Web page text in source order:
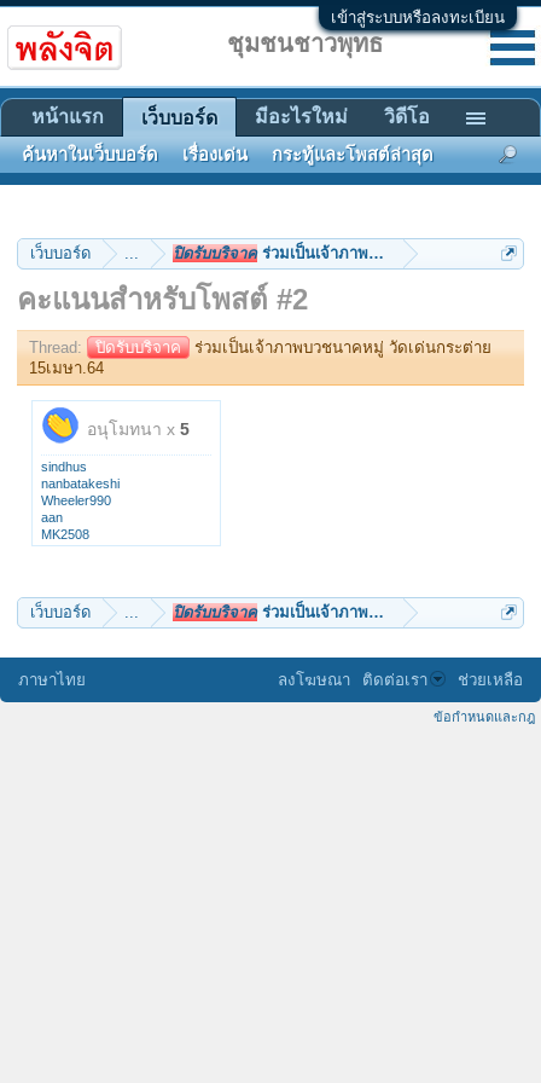
เข้าสู่ระบบหรือลงทะเบียน
เว็บบอร์ด ... ปิดรับบริจาคร่วมเป็นเจ้าภาพบวชนาคหมู่ วัดเด่นกระต่
คะแนนสำหรับโพสต์ #2
Thread: ปิดรับบริจาค
ร่วมเป็นเจ้าภาพบวชนาคหมู่ วัดเด่นกระต่าย
15เมษา.64
อนุโมทนา x 5
sindhus
nanbatakeshi
Wheeler990
aan
MK2508
เว็บบอร์ด ... ปิดรับบริจาคร่วมเป็นเจ้าภาพบวชนาคหมู่ วัดเด่นกระต่
ชุมชนชาวพุทธ
หน้าแรก เว็บบอร์ด
ค้นหาในเว็บบอร์ด เรื่องเด่น กระทู้และโพสต์ล่าสุด
มีอะไรใหม่ วิดีโอ
ภาษาไทย ลงโฆษณา ติดต่อเรา ช่วยเหลือ
ข้อกำหนดและกฎ